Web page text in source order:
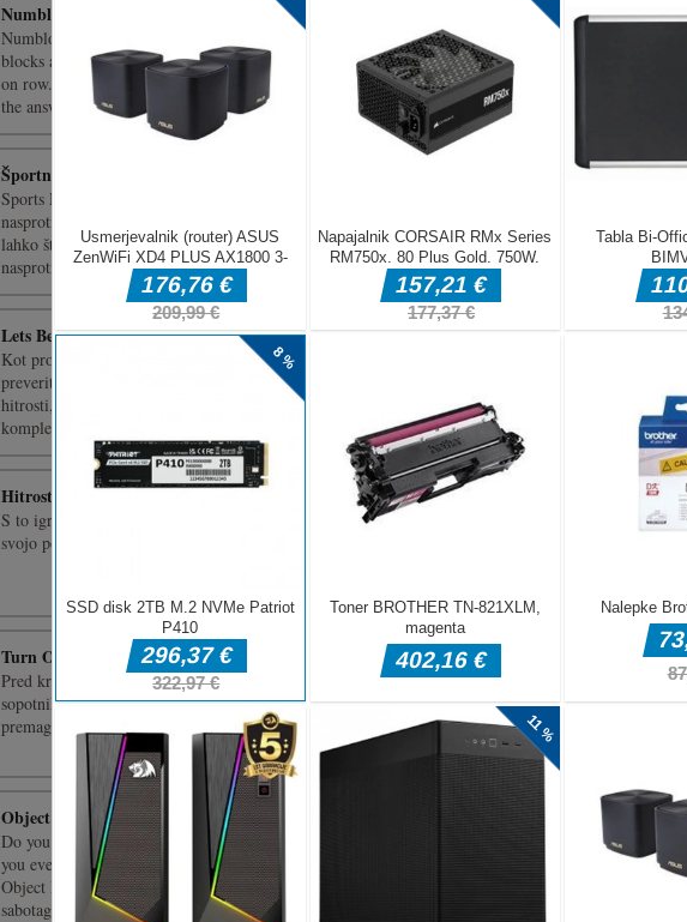
Numblocks Hunter
Numblocks Hunter is an Arcade-Action Math game. In this game you need to keep the
blocks away from the base by eliminating the rows of blocks. At a time you can remove
on row. To eliminate a row you need to tap one block in the frontline which is showing
the answer of a math ques [...]
Športne mini bitke
Sports Mini Battles je odlična zbirka športnih iger. Lahko igrate proti računalniškemu
nasprotniku z umetno inteligenco ali proti prijatelju z deljenimi kontrolami. Igrate
lahko štiri različne športne igre. Med vsako igro morate poskušati premagati
nasprotnika v intenzivni športn [...]
Lets Be Cops 3D
Kot prometni policist začnite svojo policijsko kariero. Z naprednim skeniranjem
preverite, ali je mimo vozeče vozilo znotraj omejitve hitrosti. Če prekorači omejitev
hitrosti, voznika pravočasno ulovite. Izberite globo ali aretacijo glede na različne
komplekse. Pridite in poskusi [...]
Hitrostni manijak
S to igro lahko v zahtevnih dirkah zadovoljite svojo željo po adrenalinu in uporabite
svojo potrebo po hitrosti, da igrate najbolj vročo dirkalno igro.
Turn Over Master
Pred kratkim vam ponujamo 3D arkadno igro z avtomobili. Lahko upravljate avto s
sopotnikom Stickman in se pridružite kaskaderski dirki. Z vrtenjem avtomobila morate
premagati različne terene in steze!Tapnite in pridržite - pospešite ali izvajajte podvige
Object Hunt
Do you feel tremendous pressure in your work and life that has nowhere to vent? Have
you ever dreamed of releasing stress and becoming the king of destruction? In the game
Object Hunt, your dream will come true! You will have the opportunity to carry out
sabotage operations with [...]